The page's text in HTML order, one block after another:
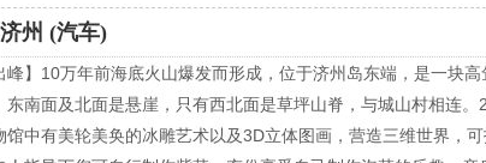
济州 (汽车)
峰】10万年前海底火山爆发而形成，位于济州岛东端，是一块
东南面及北面是悬崖，只有西北面是草坪山脊，与城山村相连
馆中有美轮美奂的冰雕艺术以及3D立体图画，营造三维世界，